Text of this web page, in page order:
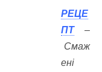
РЕЦЕ
ПТ–
Смаж
ені